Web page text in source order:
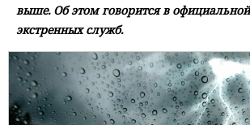
выше. Об этом говорится в
экстренных служб.